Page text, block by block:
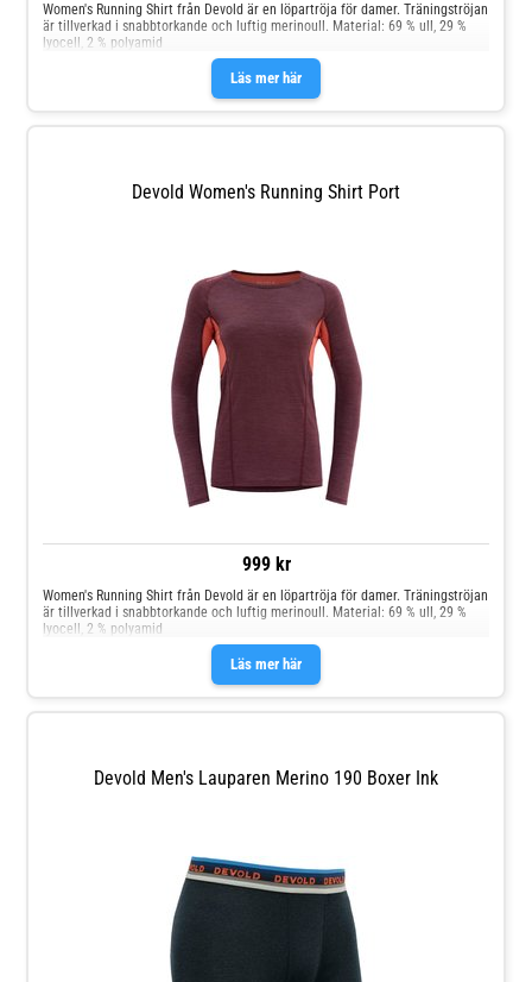
Läs mer här
Women's Running Shirt från Devold är en löpartröja för damer. Träningströjan
är tillverkad i snabbtorkande och luftig merinoull. Material: 69 % ull, 29 %
lyocell, 2 % polyamid
Devold Women's Running Shirt Port
999 kr
Läs mer här
Women's Running Shirt från Devold är en löpartröja för damer. Träningströjan
är tillverkad i snabbtorkande och luftig merinoull. Material: 69 % ull, 29 %
lyocell, 2 % polyamid
Devold Men's Lauparen Merino 190 Boxer Ink